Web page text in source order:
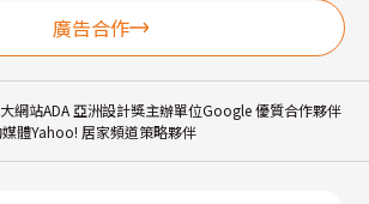
廣告合作
網站ADA 亞洲設計獎主辦單位Google 優質合作夥伴
體Yahoo! 居家頻道策略夥伴